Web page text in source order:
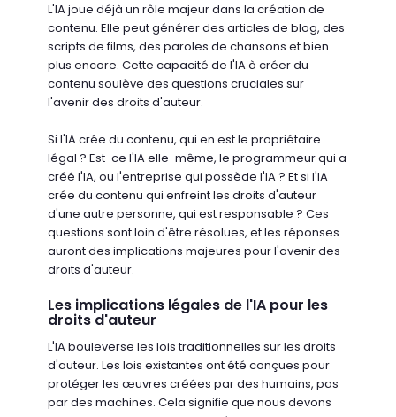
L'IA joue déjà un rôle majeur dans la création de
contenu. Elle peut générer des articles de blog, des
scripts de films, des paroles de chansons et bien
plus encore. Cette capacité de l'IA à créer du
contenu soulève des questions cruciales sur
l'avenir des droits d'auteur.
Si l'IA crée du contenu, qui en est le propriétaire
légal ? Est-ce l'IA elle-même, le programmeur qui a
créé l'IA, ou l'entreprise qui possède l'IA ? Et si l'IA
crée du contenu qui enfreint les droits d'auteur
d'une autre personne, qui est responsable ? Ces
questions sont loin d'être résolues, et les réponses
auront des implications majeures pour l'avenir des
droits d'auteur.
Les implications légales de l'IA pour les
droits d'auteur
L'IA bouleverse les lois traditionnelles sur les droits
d'auteur. Les lois existantes ont été conçues pour
protéger les œuvres créées par des humains, pas
par des machines. Cela signifie que nous devons